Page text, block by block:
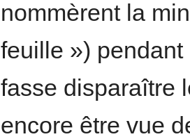
nommèrent la
feuille »)
fasse disparaître
encore être vue